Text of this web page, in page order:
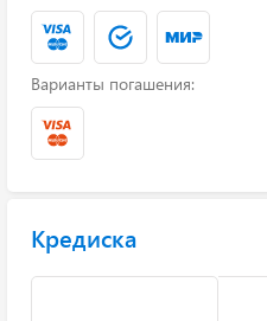
Варианты погашения:
Кредиска